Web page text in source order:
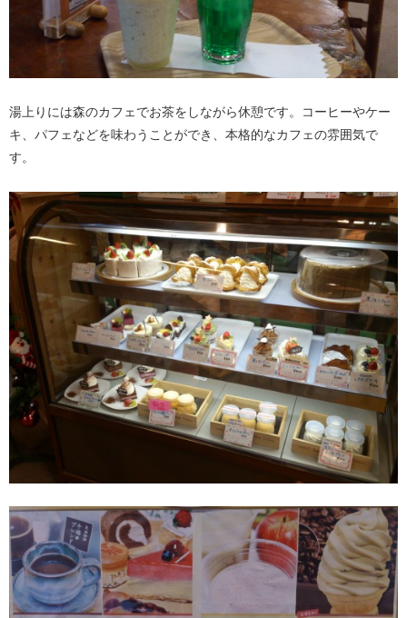
湯上りには森のカフェでお茶をしながら休憩です。コーヒーやケー
キ、パフェなどを味わうことができ、本格的なカフェの雰囲気で
す。